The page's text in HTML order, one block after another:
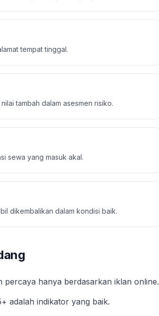
tempat tinggal.
tambah dalam asesmen risiko.
sewa yang masuk akal.
dikembalikan dalam kondisi baik.
hanya berdasarkan iklan online.
adalah indikator yang baik.